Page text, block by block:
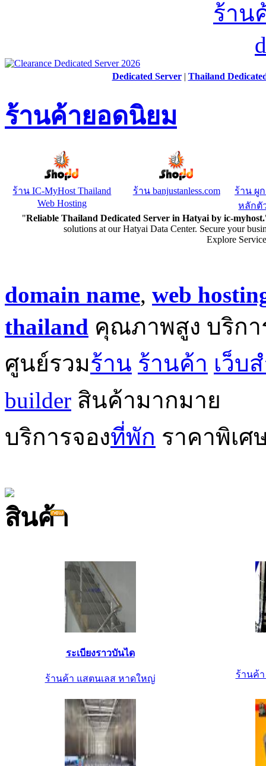
ร้านค้ายอดนิยม
ร้าน IC-MyHost Thailand
Web Hosting
ร้าน ผู
หลักตั
Reliable Thailand Dedicated Server in Hatyai by ic-myhost.
solutions at our Hatyai Data Center. Secure your
domain name, web
thailand คุณภาพสูง บริกา
ศูนย์รวม ร้าน ร้านค้า เว็บ
builder สินค้ามากมาย
ที่พัก
ระเบียงราวบันได
ร้านค้า แสตนเลส หาดใหญ่